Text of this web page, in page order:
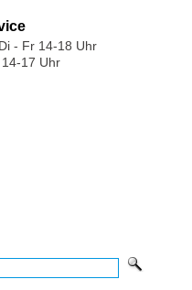
- Fr 14-18 Uhr
17 Uhr